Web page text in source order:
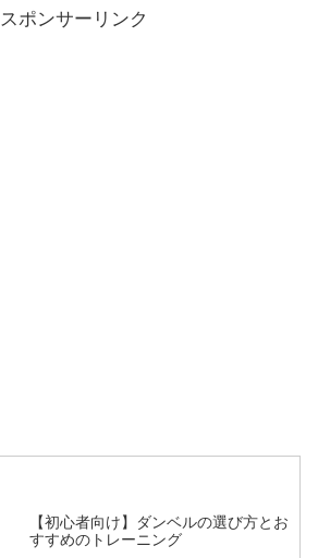
スポンサーリンク
【初心者向け】ダンベルの選び方とお
すすめのトレーニング